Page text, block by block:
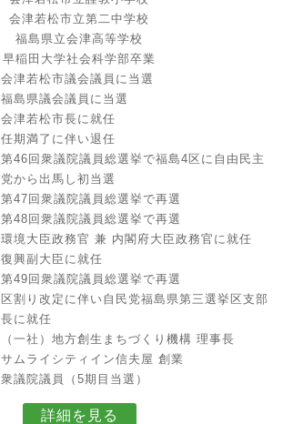
会津若松市立第二中学校
福島県立会津高等学校
早稲田大学社会科学部卒業
会津若松市議会議員に当選
福島県議会議員に当選
会津若松市長に就任
任期満了に伴い退任
第46回衆議院議員総選挙で福島4区に自由民主
党から出馬し初当選
第47回衆議院議員総選挙で再選
第48回衆議院議員総選挙で再選
環境大臣政務官 兼 内閣府大臣政務官に就任
復興副大臣に就任
第49回衆議院議員総選挙で再選
区割り改定に伴い自民党福島県第三選挙区支部
長に就任
（一社）地方創生まちづくり機構 理事長
サムライシティイン信夫屋 創業
衆議院議員（5期目当選）
詳細を見る